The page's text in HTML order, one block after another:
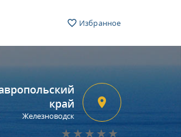
Избранное
край
Железноводск